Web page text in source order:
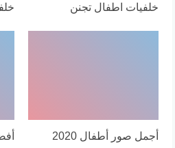
خلفيات اطفال تجنن
أجمل صور أطفال 2020